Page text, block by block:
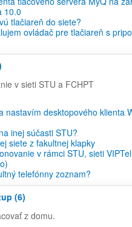
10.0
tlačiareň do siete?
ovládač pre tlačiareň s
v sieti STU a FCHPT
nastavím desktopového klienta
inej súčasti STU?
siete z fakultnej klapky
v rámci STU, sieti
telefónny zoznam?
(6)
z domu.